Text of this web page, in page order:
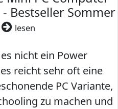
Bestseller Sommer
lesen
nicht ein Power
reicht sehr oft eine
PC Variante,
zu machen und